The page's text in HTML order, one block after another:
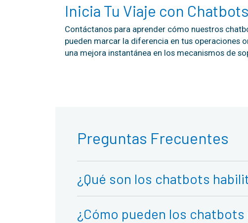
Inicia Tu Viaje con
Contáctanos para aprender cómo nuestros
pueden marcar la diferencia en tus operaciones
una mejora instantánea en los mecanismos de
Preguntas Frecuentes
¿Qué son los chatbots
¿Cómo pueden los